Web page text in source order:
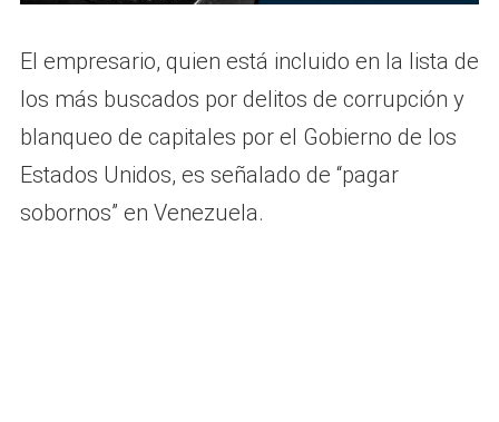
El empresario, quien está incluido en la lista de
los más buscados por delitos de corrupción y
blanqueo de capitales por el Gobierno de los
Estados Unidos, es señalado de “pagar
sobornos” en Venezuela.